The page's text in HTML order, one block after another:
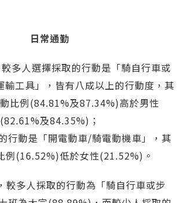
日常通勤
多人選擇採取的行動是「騎自行車或
輸工具」，皆有八成以上的行動度，其
比例(84.81%及87.34%)高於男性
(82.61%及84.35%)；
行動是「開電動車/騎電動機車」，其
例(16.52%)低於女性(21.52%)。
多人採取的行動為「騎自行車或步